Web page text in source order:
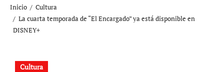
Inicio
Cultura
La cuarta temporada de “El Encargado” ya está disponible en
DISNEY+
Cultura